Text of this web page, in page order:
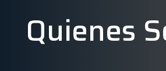
Quienes